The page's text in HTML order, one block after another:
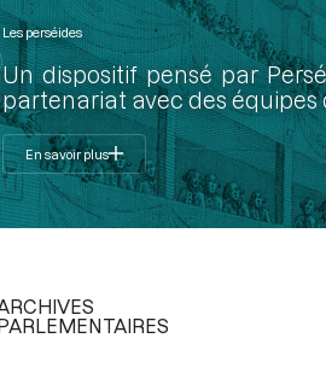
Les perséides
Un dispositif pensé par
partenariat avec des
En savoir plus